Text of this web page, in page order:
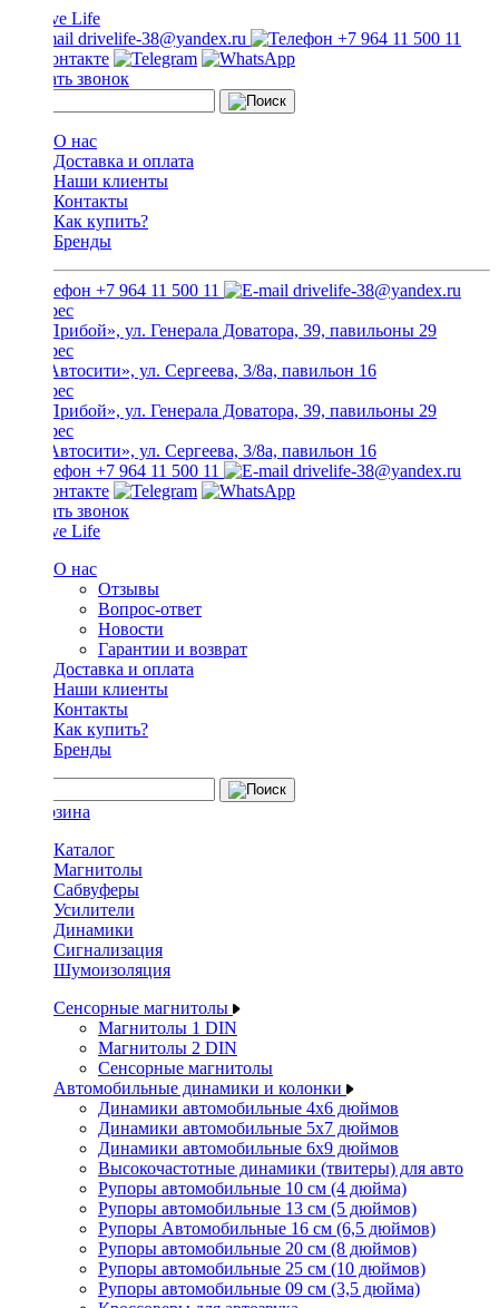
drivelife-38@yandex.ru +7 964 11 500 11
Заказать звонок
О нас
Доставка и оплата
Наши клиенты
Контакты
Как купить?
Бренды
+7 964 11 500 11 drivelife-38@yandex.ru
ТЦ «Прибой», ул. Генерала Доватора, 39, павильоны 29
ТЦ «Автосити», ул. Сергеева, 3/8а, павильон 16
ТЦ «Прибой», ул. Генерала Доватора, 39, павильоны 29
ТЦ «Автосити», ул. Сергеева, 3/8а, павильон 16
+7 964 11 500 11
drivelife-38@yandex.ru
Заказать звонок
О нас
Отзывы
Вопрос-ответ
Новости
Гарантии и возврат
Доставка и оплата
Наши клиенты
Контакты
Как купить?
Бренды
Каталог
Магнитолы
Сабвуферы
Усилители
Динамики
Сигнализация
Шумоизоляция
Сенсорные магнитолы
Магнитолы 1 DIN
Магнитолы 2 DIN
Сенсорные магнитолы
Автомобильные динамики и колонки
Динамики автомобильные 4x6 дюймов
Динамики автомобильные 5x7 дюймов
Динамики автомобильные 6x9 дюймов
Высокочастотные динамики (твитеры) для авто
Рупоры автомобильные 10 см (4 дюйма)
Рупоры автомобильные 13 см (5 дюймов)
Рупоры Автомобильные 16 см (6,5 дюймов)
Рупоры автомобильные 20 см (8 дюймов)
Рупоры автомобильные 25 см (10 дюймов)
Рупоры автомобильные 09 см (3,5 дюйма)